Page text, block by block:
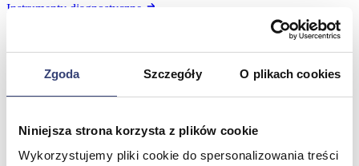
Zgoda Szczegóły O plikach cookies
Niniejsza strona korzysta z plików cookie
Wykorzystujemy pliki cookie do spersonalizowania treści
Instrumenty diagnostyczne
Termometry
Zobacz wszystko
Wróć